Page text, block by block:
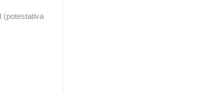
(potestativa